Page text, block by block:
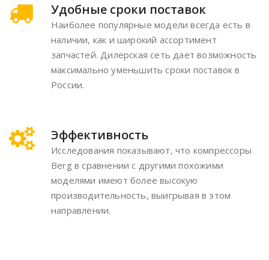
Удобные сроки поставок
Наиболее популярные модели всегда есть в
наличии, как и широкий ассортимент
запчастей. Дилерская сеть дает возможность
максимально уменьшить сроки поставок в
России.
Эффективность
Исследования показывают, что компрессоры
Berg в сравнении с другими похожими
моделями имеют более высокую
производительность, выигрывая в этом
направлении.